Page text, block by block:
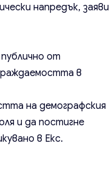
напредък, заяви
от
в
на демографския
и да постигне
в Екс.